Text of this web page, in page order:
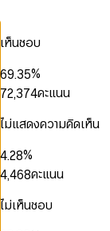
เห็นชอบ
2
4
6
7
8
9
7
9.
1
3
4
5
6
7
8
9
3
5
6
7
8
9
%
2
3
4
6
7
9
1
2
4
6
7
8
9
,
0
2
3
5
7
8
9
4
6
7
9
1
2
3
4
6
8
คะแนน
ไม่แสดงความคิดเห็น
0
2
4
5
6
7
8
.
0
2
3
4
5
6
0
2
3
4
6
8
9
%
0
1
3
4
6
,
0
1
3
4
6
0
1
3
5
6
8
1
2
3
4
5
6
7
8คะแนน
ไม่เห็นชอบ
0
0
1
2
41
0
1
2
4
0
1
2
3
4
0
1
2 0
1